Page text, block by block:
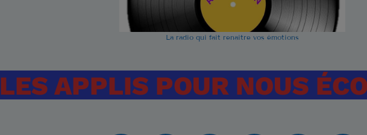
La radio qui fait renaitre vos émotions
LES APPLIS POUR NOUS